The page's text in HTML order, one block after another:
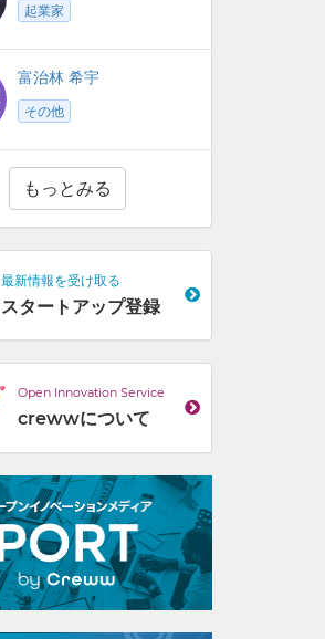
起業家
富治林 希宇
その他
もっとみる
最新情報を受け取る
スタートアップ登録
Open Innovation Service
crewwについて